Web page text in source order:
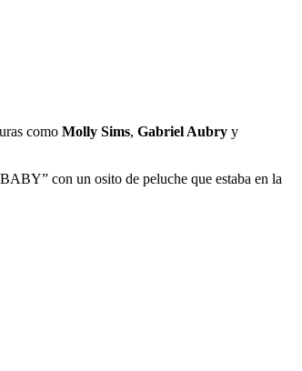
como Molly Sims, Gabriel Aubry y
con un osito de peluche que estaba en la